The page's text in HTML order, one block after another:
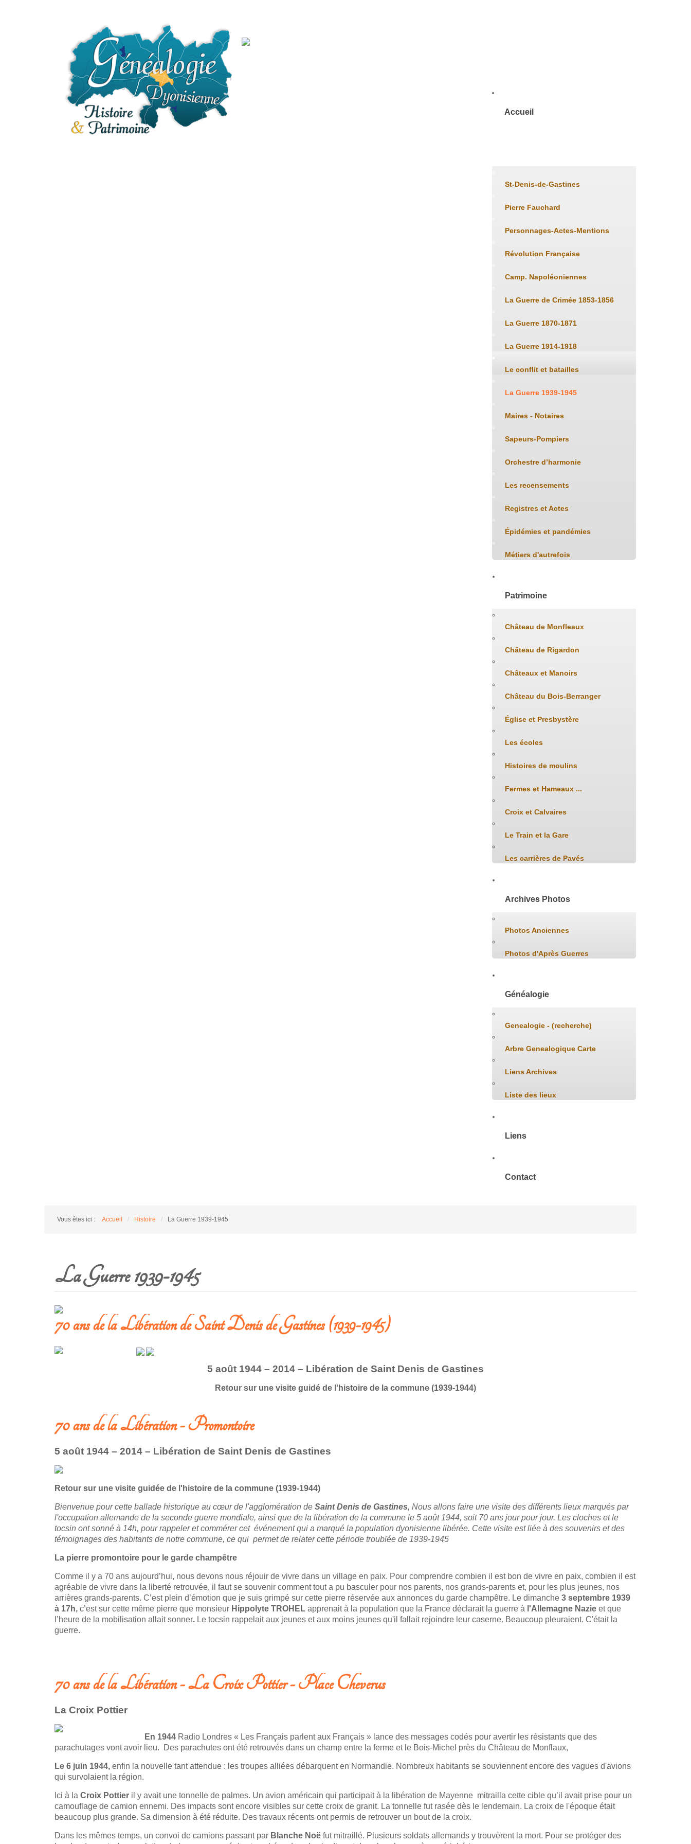
Accueil
St-Denis-de-Gastines
Pierre Fauchard
Personnages-Actes-Mentions
Révolution Française
Camp. Napoléoniennes
La Guerre de Crimée 1853-1856
La Guerre 1870-1871
La Guerre 1914-1918
Le conflit et batailles
La Guerre 1939-1945
Maires - Notaires
Sapeurs-Pompiers
Orchestre d’harmonie
Les recensements
Registres et Actes
Épidémies et pandémies
Métiers d'autrefois
Patrimoine
Château de Monfleaux
Château de Rigardon
Châteaux et Manoirs
Château du Bois-Berranger
Église et Presbystère
Les écoles
Histoires de moulins
Fermes et Hameaux ...
Croix et Calvaires
Le Train et la Gare
Les carrières de Pavés
Archives Photos
Photos Anciennes
Photos d'Après Guerres
Généalogie
Genealogie - (recherche)
Arbre Genealogique Carte
Liens Archives
Liste des lieux
Liens
Contact
Vous êtes ici : Accueil / Histoire / La Guerre 1939-1945
La Guerre 1939-1945
70 ans de la Libération de Saint Denis de Gastines (1939-1945)
5 août 1944 – 2014 – Libération de Saint Denis de Gastines
Retour sur une visite guidé de l'histoire de la commune (1939-1944)
70 ans de la Libération - Promontoire
5 août 1944 – 2014 – Libération de Saint Denis de Gastines
Retour sur une visite guidée de l'histoire de la commune (1939-1944)
Bienvenue pour cette ballade historique au cœur de l'agglomération de Saint Denis de Gastines, Nous allons faire une visite des différents lieux marqués par
l'occupation allemande de la seconde guerre mondiale, ainsi que de la libération de la commune le 5 août 1944, soit 70 ans jour pour jour. Les cloches et le
tocsin ont sonné à 14h, pour rappeler et commérer cet événement qui a marqué la population dyonisienne libérée. Cette visite est liée à des souvenirs et des
témoignages des habitants de notre commune, ce qui permet de relater cette période troublée de 1939-1945
La pierre promontoire pour le garde champêtre
Comme il y a 70 ans aujourd’hui, nous devons nous réjouir de vivre dans un village en paix. Pour comprendre combien il est bon de vivre en paix, combien il est
agréable de vivre dans la liberté retrouvée, il faut se souvenir comment tout a pu basculer pour nos parents, nos grands-parents et, pour les plus jeunes, nos
arrières grands-parents. C’est plein d’émotion que je suis grimpé sur cette pierre réservée aux annonces du garde champêtre. Le dimanche 3 septembre 1939
à 17h, c’est sur cette même pierre que monsieur Hippolyte TROHEL apprenait à la population que la France déclarait la guerre à l'Allemagne Nazie et que
l’heure de la mobilisation allait sonner. Le tocsin rappelait aux jeunes et aux moins jeunes qu'il fallait rejoindre leur caserne. Beaucoup pleuraient. C'était la
guerre.
70 ans de la Libération - La Croix Pottier - Place Cheverus
La Croix Pottier
En 1944 Radio Londres « Les Français parlent aux Français » lance des messages codés pour avertir les résistants que des
parachutages vont avoir lieu. Des parachutes ont été retrouvés dans un champ entre la ferme et le Bois-Michel près du Château de Monflaux,
Le 6 juin 1944, enfin la nouvelle tant attendue : les troupes alliées débarquent en Normandie. Nombreux habitants se souviennent encore des vagues d'avions
qui survolaient la région.
Ici à la Croix Pottier il y avait une tonnelle de palmes. Un avion américain qui participait à la libération de Mayenne mitrailla cette cible qu’il avait prise pour un
camouflage de camion ennemi. Des impacts sont encore visibles sur cette croix de granit. La tonnelle fut rasée dès le lendemain. La croix de l'époque était
beaucoup plus grande. Sa dimension à été réduite. Des travaux récents ont permis de retrouver un bout de la croix.
Dans les mêmes temps, un convoi de camions passant par Blanche Noë fut mitraillé. Plusieurs soldats allemands y trouvèrent la mort. Pour se protéger des